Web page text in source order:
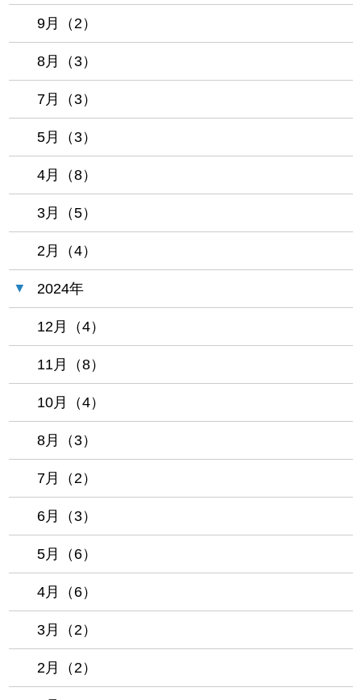
9月（2）
8月（3）
7月（3）
5月（3）
4月（8）
3月（5）
2月（4）
2024年
12月（4）
11月（8）
10月（4）
8月（3）
7月（2）
6月（3）
5月（6）
4月（6）
3月（2）
2月（2）